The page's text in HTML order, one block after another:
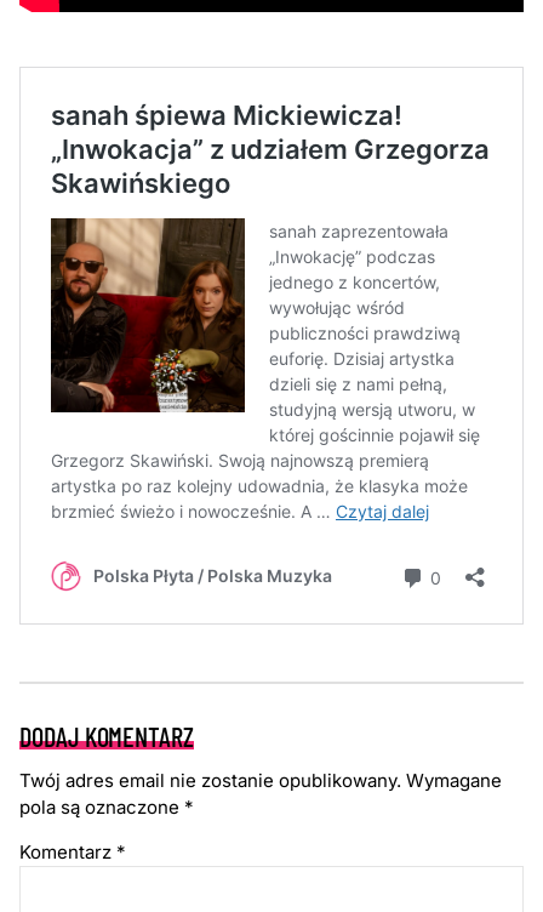
DODAJ KOMENTARZ
Twój adres email nie zostanie opublikowany. Wymagane
pola są oznaczone *
Komentarz *